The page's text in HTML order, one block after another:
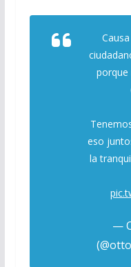
porque
eso
la
—